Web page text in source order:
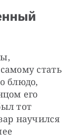
стать
блюдо,
его
тот
научился